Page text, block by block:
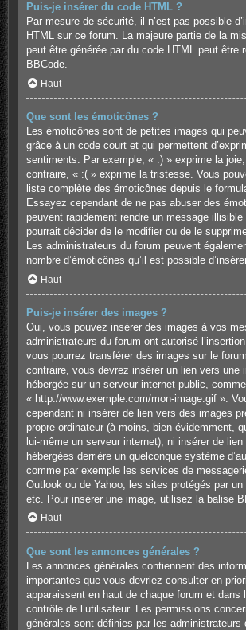
Puis-je insérer du code HTML ?
Par mesure de sécurité, il n’est pas possible
HTML sur ce forum. La majeure partie de la
peut être générée par du code HTML peut être
BBCode.
Haut
Que sont les émoticônes ?
Les émoticônes sont de petites images qui
grâce à un code court et qui permettent
sentiments. Par exemple, « :) » exprime la joie,
contraire, « :( » exprime la tristesse. Vous
liste complète des émoticônes depuis le
Essayez cependant de ne pas abuser des
peuvent rapidement rendre un message
pourrait décider de le modifier ou de le
Les administrateurs du forum peuvent
nombre d’émoticônes qu’il est possible
Haut
Puis-je insérer des images ?
Oui, vous pouvez insérer des images à vos
administrateurs du forum ont autorisé
vous pourrez transférer des images sur le
contraire, vous devrez insérer un lien vers une
hébergée sur un serveur internet public,
« http://www.exemple.com/mon-image.gif ».
cependant ni insérer de lien vers des images
propre ordinateur (à moins, bien évidemment,
lui-même un serveur internet), ni insérer de
hébergées derrière un quelconque système
comme par exemple les services de
Outlook ou de Yahoo, les sites protégés par un
etc. Pour insérer une image, utilisez la balise
Haut
Que sont les annonces générales ?
Les annonces générales contiennent des
importantes que vous devriez consulter en
apparaissent en haut de chaque forum et dans
contrôle de l’utilisateur. Les permissions
générales sont définies par les administrateurs